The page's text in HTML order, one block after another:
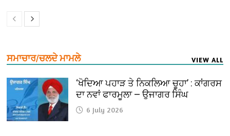
ਸਮਾਚਾਰ/ਚਲਦੇ ਮਾਮਲੇ VIEW ALL
‘ਖੋਦਿਆ ਪਹਾੜ ਤੇ ਨਿਕਲਿਆ ਚੂਹਾ’ : ਕਾਂਗਰਸ
ਦਾ ਨਵਾਂ ਫਾਰਮੂਲਾ — ਉਜਾਗਰ ਸਿੰਘ
6 July 2026